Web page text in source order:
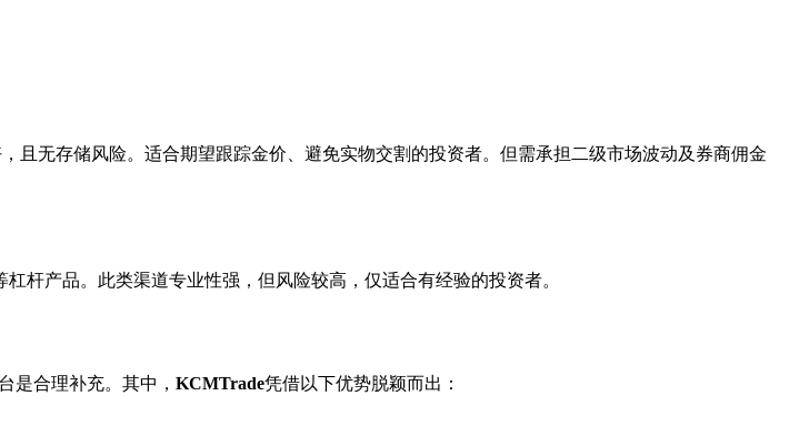
且无存储风险。适合期望跟踪金价、避免实物交割的投资者。但需承担二级市场波动及券商佣金
杆产品。此类渠道专业性强，但风险较高，仅适合有经验的投资者。
是合理补充。其中， KCMTrade凭借以下优势脱颖而出：